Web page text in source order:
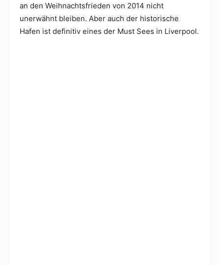
an den Weihnachtsfrieden von 2014 nicht
unerwähnt bleiben. Aber auch der historische
Hafen ist definitiv eines der Must Sees in Liverpool.